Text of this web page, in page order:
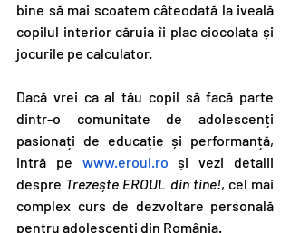
bine să mai scoatem câteodată la iveală
copilul interior căruia îi plac ciocolata și
jocurile pe calculator.
Dacă vrei ca al tău copil să facă parte
dintr-o comunitate de adolescenți
pasionați de educație și performanță,
intră pe www.eroul.ro și vezi detalii
despre Trezește EROUL din tine!, cel mai
complex curs de dezvoltare personală
pentru adolescenți din România.